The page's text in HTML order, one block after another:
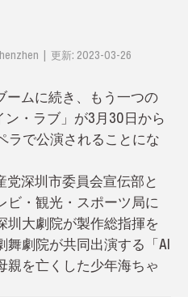
| 更新: 2023-03-26
ムに続き、もう一つの
・ラブ」が3月30日から
ラで公演されることにな
深圳市委員会宣伝部と
ビ・観光・スポーツ局に
圳大劇院が製作総指揮を
劇院が共同出演する「AI
親を亡くした少年海ちゃ